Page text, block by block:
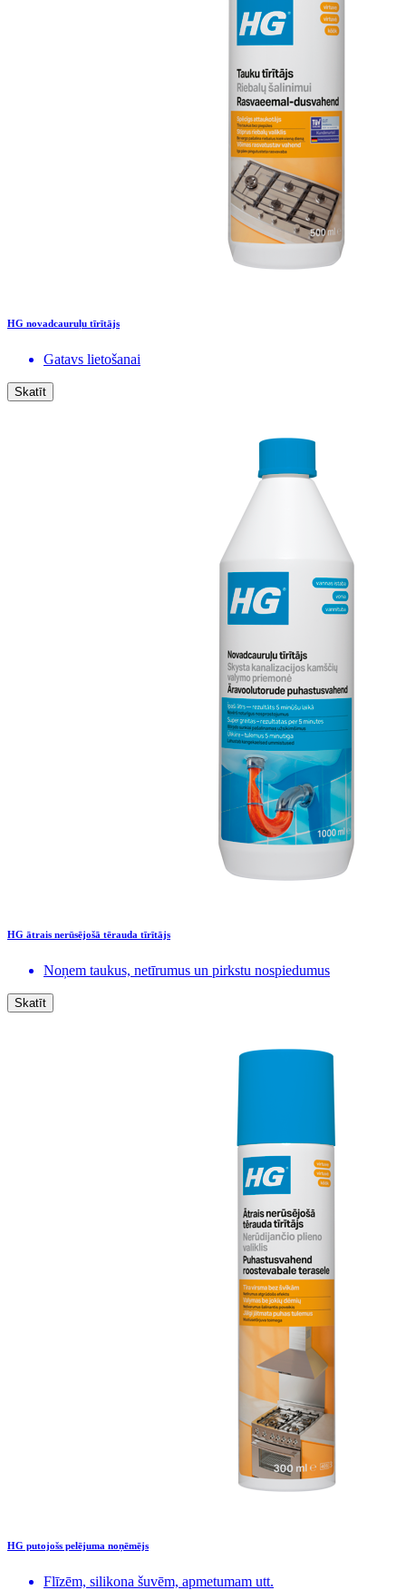
HG novadcauruļu tīrītājs
Gatavs lietošanai
Skatīt
HG ātrais nerūsējošā tērauda tīrītājs
Noņem taukus, netīrumus un pirkstu nospiedumus
Skatīt
HG putojošs pelējuma noņēmējs
Flīzēm, silikona šuvēm, apmetumam utt.